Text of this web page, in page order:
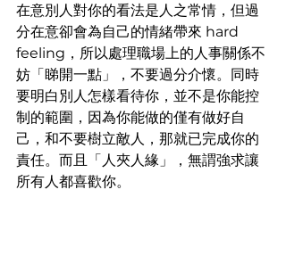
在意別人對你的看法是人之常情，但過
分在意卻會為自己的情緒帶來 hard
feeling，所以處理職場上的人事關係不
妨「睇開一點」，不要過分介懷。同時
要明白別人怎樣看待你，並不是你能控
制的範圍，因為你能做的僅有做好自
己，和不要樹立敵人，那就已完成你的
責任。而且「人夾人緣」，無謂強求讓
所有人都喜歡你。